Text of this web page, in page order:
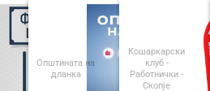
Општината на
дланка
Кошаркарски
клуб -
Работнички -
Скопје